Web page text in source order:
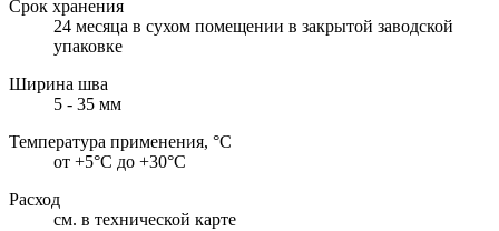
Срок хранения
24 месяца в сухом помещении в закрытой заводской
упаковке
Ширина шва
5 - 35 мм
Температура применения, °С
от +5°С до +30°С
Расход
см. в технической карте